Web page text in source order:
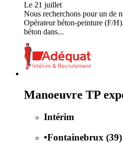
Le 21 juillet
Nous recherchons pour un de
Opérateur béton-peinture (F/
béton dans...
Manoeuvre TP
Intérim
•Fontainebrux (39)